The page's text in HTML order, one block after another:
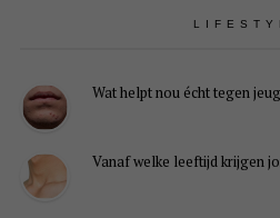
Wat helpt nou écht tegen
Vanaf welke leeftijd krijgen